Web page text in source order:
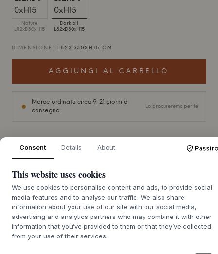
Nature
L82xD30xH15
Dark oil
L82xD30xH15
DIMENSIONE: L82XD30XH15 CM
AGGIUNGI AL CARRELLO
Merce ordinata circa 9-21 giorni di
consegna
Lo procureremo per te
DESCRIZIONE
La Sapa Multi Shelf diMUUBS
Nielsen, è una testimonianza di robusta semplicità e solida
artigianalità. La mensola è meticolosamente realizzata in
una classica combinazione di rovere massiccio e
un'elegante struttura in ferro. Il rovere, trattato con olio
naturale o scuro affumicato, esalta le belle venature e il
carattere del legno, mentre la struttura in ferro garantisce
Consent Details About
This website uses cookies
We use cookies to personalise content and ads, to provide social
media features and to analyse our traffic. We also share
information about your use of our site with our social media,
advertising and analytics partners who may combine it with other
information that you’ve provided to them or that they’ve collected
from your use of their services.